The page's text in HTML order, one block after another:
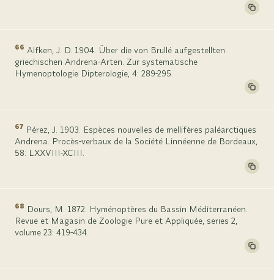
66 Alfken, J. D. 1904. Über die von Brullé aufgestellten
griechischen Andrena-Arten. Zur systematische
Hymenoptologie Dipterologie, 4: 289-295.
67 Pérez, J. 1903. Espèces nouvelles de mellifères paléarctiques
Andrena. Procès-verbaux de la Société Linnéenne de Bordeaux,
58: LXXVIII-XCIII.
68 Dours, M. 1872. Hyménoptères du Bassin Méditerranéen.
Revue et Magasin de Zoologie Pure et Appliquée, series 2,
volume 23: 419-434.